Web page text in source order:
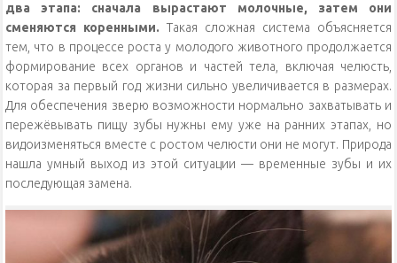
два этапа: сначала вырастают молочные, затем они
сменяются коренными. Такая сложная система объясняется
тем, что в процессе роста у молодого животного продолжается
формирование всех органов и частей тела, включая челюсть,
которая за первый год жизни сильно увеличивается в размерах.
Для обеспечения зверю возможности нормально захватывать и
пережёвывать пищу зубы нужны ему уже на ранних этапах, но
видоизменяться вместе с ростом челюсти они не могут. Природа
нашла умный выход из этой ситуации — временные зубы и их
последующая замена.